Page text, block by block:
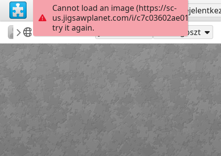
Regisztrálás
ErrolxCountry Lane
Carolers Megoszt
Cannot load an image (https://sc-
us.jigsawplanet.com/i/
try it again.